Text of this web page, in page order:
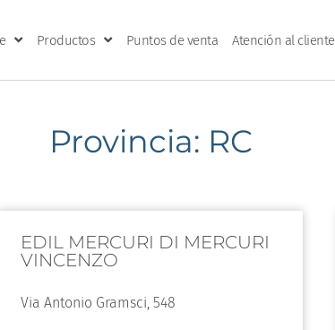
Productos Puntos de venta Atención al cliente
Provincia: RC
EDIL MERCURI DI MERCURI
VINCENZO
Via Antonio Gramsci, 548